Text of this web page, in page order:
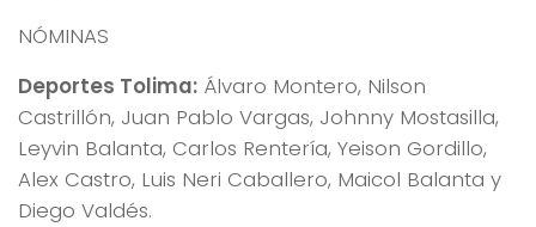
NÓMINAS
Deportes Tolima: Álvaro Montero, Nilson
Castrillón, Juan Pablo Vargas, Johnny Mostasilla,
Leyvin Balanta, Carlos Rentería, Yeison Gordillo,
Alex Castro, Luis Neri Caballero, Maicol Balanta y
Diego Valdés.